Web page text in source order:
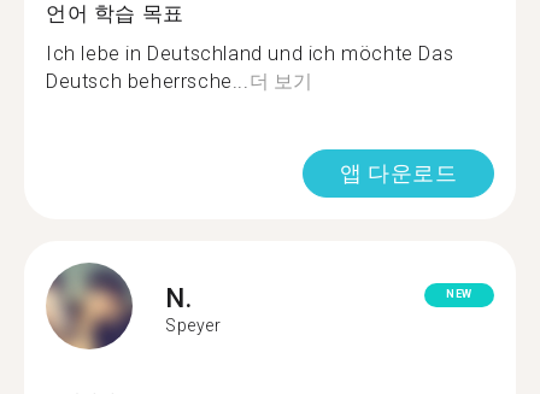
언어 학습 목표
Ich lebe in Deutschland und ich möchte Das
Deutsch beherrsche...더 보기
앱 다운로드
N.
Speyer
NEW